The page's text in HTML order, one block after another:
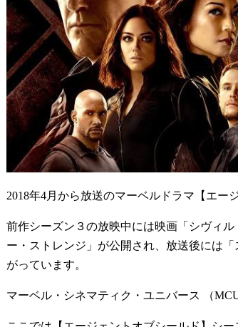
2018年4月から放送のマーベルドラマ【エー
前作シーズン３の放映中には映画「シヴィ
ー・ストレンジ」が公開され、放送後には
がっています。
マーベル・シネマティク・ユニバース （